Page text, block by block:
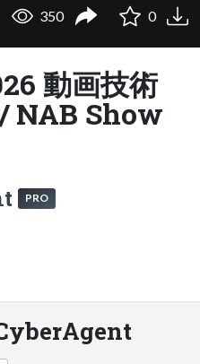
350 0
動画技術
NAB Show
PRO